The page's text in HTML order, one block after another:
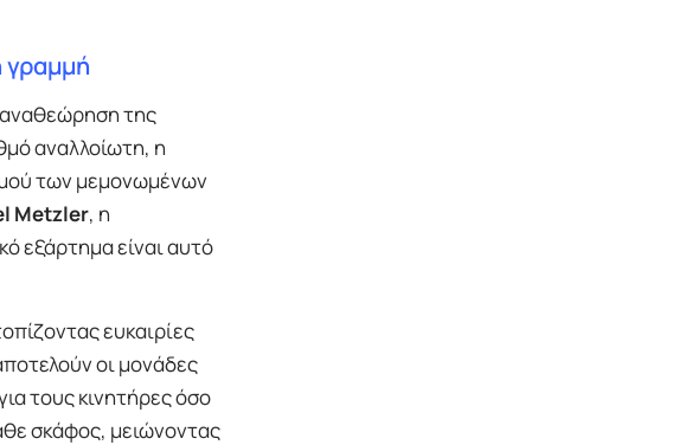
γραμμή
αναθεώρηση της
αναλλοίωτη, η
των μεμονωμένων
Metzler, η
εξάρτημα είναι αυτό
ευκαιρίες
οι μονάδες
τους κινητήρες όσο
σκάφος, μειώνοντας